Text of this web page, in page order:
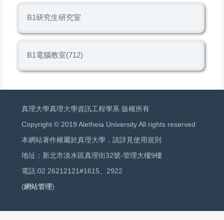
B1研究生研究室
B1電腦教室(712)
真理大學真理大學資訊工程學系 版權所有
Copyright © 2019 Aletheia University All rights reserved
本網站著作權屬於真理大學，請詳見使用規則
地址：新北市淡水區真理街32號-管理大樓9樓
電話:02 26212121#1615、2922
(網站管理)